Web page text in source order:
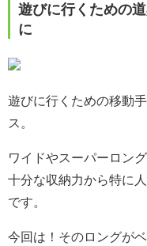
遊びに行くための
に
遊びに行くための移動
ス。
ワイドやスーパーロン
十分な収納力から特に
です。
今回は！そのロングが